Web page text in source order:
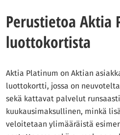
Perustietoa Aktia
luottokortista
Aktia Platinum on Aktian
luottokortti, jossa on
sekä kattavat palvelut
kuukausimaksullinen, minkä
veloitetaan ylimääräistä